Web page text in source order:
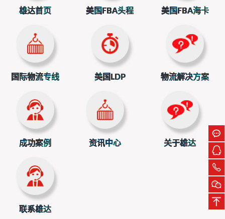
下午13:00，庆典正式进入核心篇章。主持人热情开
场后，《祥狮献瑞》灵动登场，为雄达送上鸿运当头的美好
祝福；董事长与核心高管共同见证20周年庆典仪式，深情回
望雄达二十载奋斗征程，擘画未来发展蓝图，为全体雄达人
注入前行力量。
雄达首页 美国FBA头程 美国FBA海卡
国际物流专线 美国LDP 物流解决方案
成功案例 资讯中心 关于雄达
联系雄达